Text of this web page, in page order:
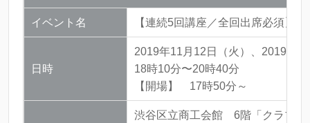
イベント名 【連続5回講座／全回出席必須】
日時
2019年11月12日（火）、2019年
18時10分〜20時40分
【開場】 17時50分～
渋谷区立商工会館 6階「クラブ室